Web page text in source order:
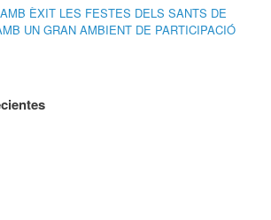
ÈXIT LES FESTES DELS SANTS DE
UN GRAN AMBIENT DE PARTICIPACIÓ